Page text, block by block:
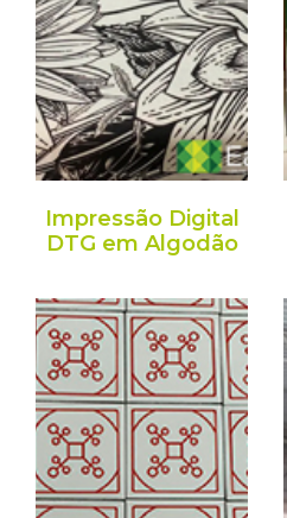
Impressão Digital
DTG em Algodão